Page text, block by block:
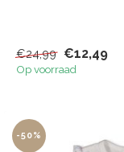
€24,99 €12,49
Op voorraad
-50%